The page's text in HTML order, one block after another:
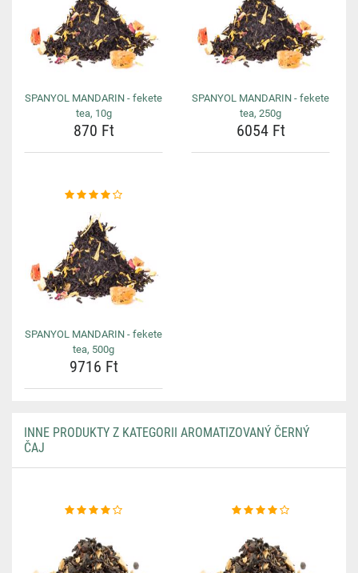
SPANYOL MANDARIN - fekete
tea, 10g
870 Ft
SPANYOL MANDARIN - fekete
tea, 250g
6054 Ft
SPANYOL MANDARIN - fekete
tea, 500g
9716 Ft
INNE PRODUKTY Z KATEGORII AROMATIZOVANÝ ČERNÝ
ČAJ